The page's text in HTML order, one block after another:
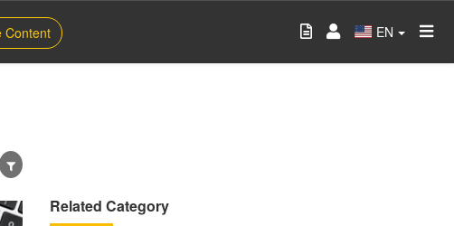
Content EN
Related Category